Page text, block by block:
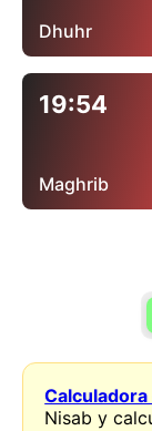
Dhuhr
19:54
Maghrib
Nisab y